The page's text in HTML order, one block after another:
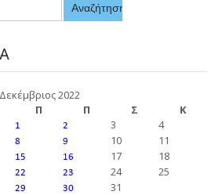
Δεκέμβριος 2022
Π Π Σ Κ
1 2 3 4
8 9 10 11
15 16 17 18
22 23 24
25
29 30 31